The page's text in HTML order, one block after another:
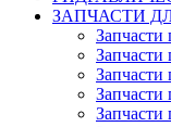
ЗАПЧАСТИ
Запчасти
Запчасти
Запчасти
Запчасти
Запчасти